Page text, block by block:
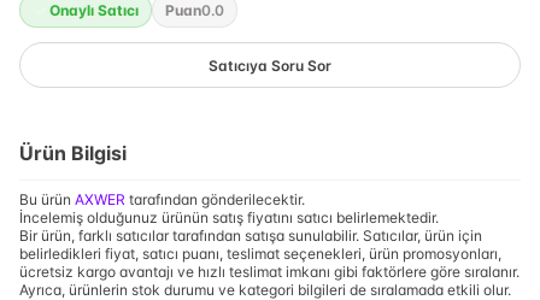
Onaylı Satıcı Puan0.0
Satıcıya Soru Sor
Ürün Bilgisi
Bu ürün AXWER tarafından gönderilecektir.
İncelemiş olduğunuz ürünün satış fiyatını satıcı belirlemektedir.
Bir ürün, farklı satıcılar tarafından satışa sunulabilir. Satıcılar, ürün için
belirledikleri fiyat, satıcı puanı, teslimat seçenekleri, ürün promosyonları,
ücretsiz kargo avantajı ve hızlı teslimat imkanı gibi faktörlere göre sıralanır.
Ayrıca, ürünlerin stok durumu ve kategori bilgileri de sıralamada etkili olur.